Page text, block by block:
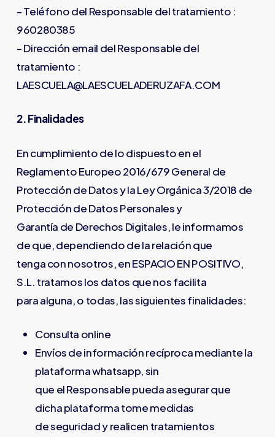
– Teléfono del Responsable del tratamiento :
960280385
– Dirección email del Responsable del
tratamiento :
LAESCUELA@LAESCUELADERUZAFA.COM
2. Finalidades
En cumplimiento de lo dispuesto en el
Reglamento Europeo 2016/679 General de
Protección de Datos y la Ley Orgánica 3/2018 de
Protección de Datos Personales y
Garantía de Derechos Digitales, le informamos
de que, dependiendo de la relación que
tenga con nosotros, en ESPACIO EN POSITIVO,
S.L. tratamos los datos que nos facilita
para alguna, o todas, las siguientes finalidades:
Consulta online
Envíos de información recíproca mediante la
plataforma whatsapp, sin
que el Responsable pueda asegurar que
dicha plataforma tome medidas
de seguridad y realicen tratamientos